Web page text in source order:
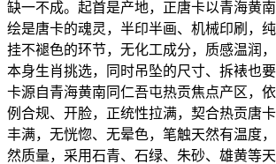
缺一不成。起首是产地，正唐卡以青海黄
绘是唐卡的魂灵，半印半画、机械印刷，
挂不褪色的环节，无化工成分，质感温润
本身生肖挑选，同时吊坠的尺寸、拆裱也
卡源自青海黄南同仁吾屯热贡焦点产区，
例合规、开脸，正统性拉满，契合热贡唐
丰满，无恍惚、无晕色，笔触天然有温度
然质量，采用石青、石绿、朱砂、雄黄等